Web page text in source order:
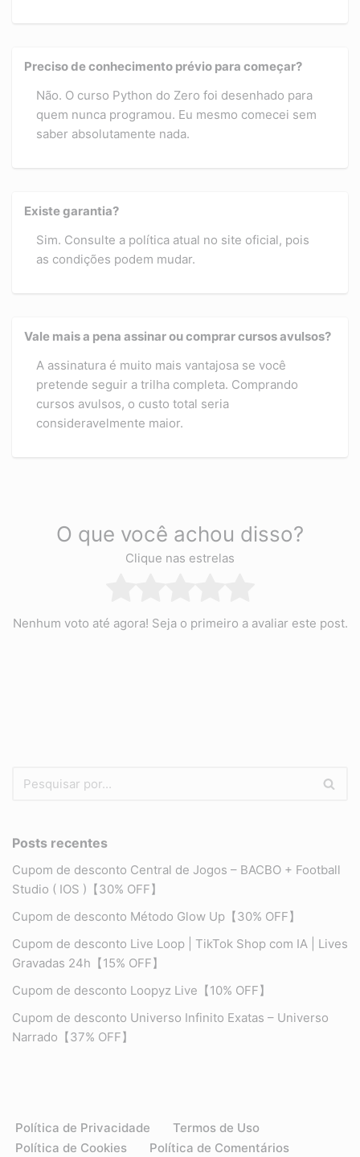
Preciso de conhecimento prévio para começar?
Não. O curso Python do Zero foi desenhado para
quem nunca programou. Eu mesmo comecei sem
saber absolutamente nada.
Existe garantia?
Sim. Consulte a política atual no site oficial, pois
as condições podem mudar.
Vale mais a pena assinar ou comprar cursos avulsos?
A assinatura é muito mais vantajosa se você
pretende seguir a trilha completa. Comprando
cursos avulsos, o custo total seria
consideravelmente maior.
O que você achou disso?
Clique nas estrelas
Nenhum voto até agora! Seja o primeiro a avaliar este post.
Posts recentes
Cupom de desconto Central de Jogos – BACBO + Football
Studio ( IOS )【30% OFF】
Cupom de desconto Método Glow Up【30% OFF】
Cupom de desconto Live Loop | TikTok Shop com IA | Lives
Gravadas 24h【15% OFF】
Cupom de desconto Loopyz Live【10% OFF】
Cupom de desconto Universo Infinito Exatas – Universo
Narrado【37% OFF】
Política de Privacidade
Termos de Uso
Política de Cookies
Política de Comentários